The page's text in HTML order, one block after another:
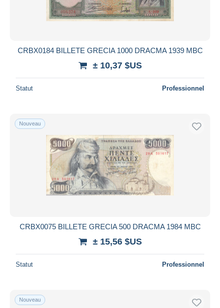
CRBX0184 BILLETE GRECIA 1000 DRACMA 1939 MBC
± 10,37 $US
Statut Professionnel
Nouveau
CRBX0075 BILLETE GRECIA 500 DRACMA 1984 MBC
± 15,56 $US
Statut Professionnel
Nouveau